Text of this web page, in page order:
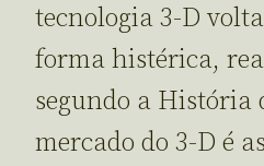
tecnologia 3-D
forma histérica,
segundo a História
mercado do 3-D é